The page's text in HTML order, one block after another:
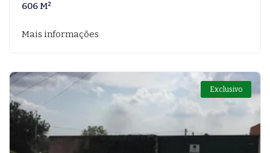
606 M²
Mais informações
Exclusivo